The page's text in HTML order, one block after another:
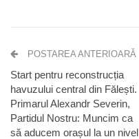
POSTAREA ANTERIOARĂ
Start pentru reconstrucția
havuzului central din Fălești.
Primarul Alexandr Severin,
Partidul Nostru: Muncim ca
să aducem orașul la un nivel